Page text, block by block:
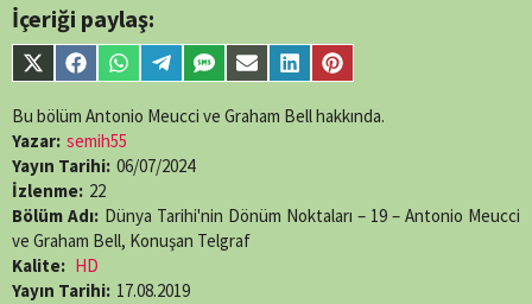
İçeriği paylaş:
Share
on
X
(Twitter)
Share
on
Facebook
Share
on
WhatsApp
Share
on
Telegram
Share
on
SMS
Share
on
Email
Share
on
LinkedIn
Share
on
Pinterest
Bu bölüm Antonio Meucci ve Graham Bell hakkında.
Yazar: semih55
Yayın Tarihi: 06/07/2024
İzlenme: 22
Bölüm Adı: Dünya Tarihi'nin Dönüm Noktaları – 19 – Antonio Meucci
ve Graham Bell, Konuşan Telgraf
Kalite: HD
Yayın Tarihi: 17.08.2019